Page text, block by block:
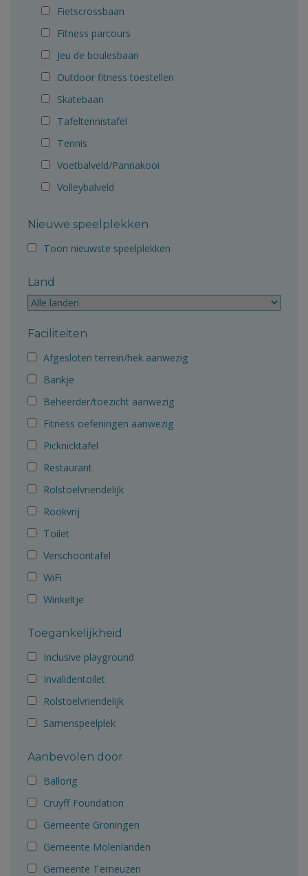
Fietscrossbaan
Fitness parcours
Jeu de boulesbaan
Outdoor fitness toestellen
Skatebaan
Tafeltennistafel
Tennis
Voetbalveld/Pannakooi
Volleybalveld
Nieuwe speelplekken
Toon nieuwste speelplekken
Land
Faciliteiten
Afgesloten terrein/hek aanwezig
Bankje
Beheerder/toezicht aanwezig
Fitness oefeningen aanwezig
Picknicktafel
Restaurant
Rolstoelvriendelijk
Rookvrij
Toilet
Verschoontafel
WiFi
Winkeltje
Toegankelijkheid
Inclusive playground
Invalidentoilet
Rolstoelvriendelijk
Samenspeelplek
Aanbevolen door
Ballorig
Cruyff Foundation
Gemeente Groningen
Gemeente Molenlanden
Gemeente Terneuzen